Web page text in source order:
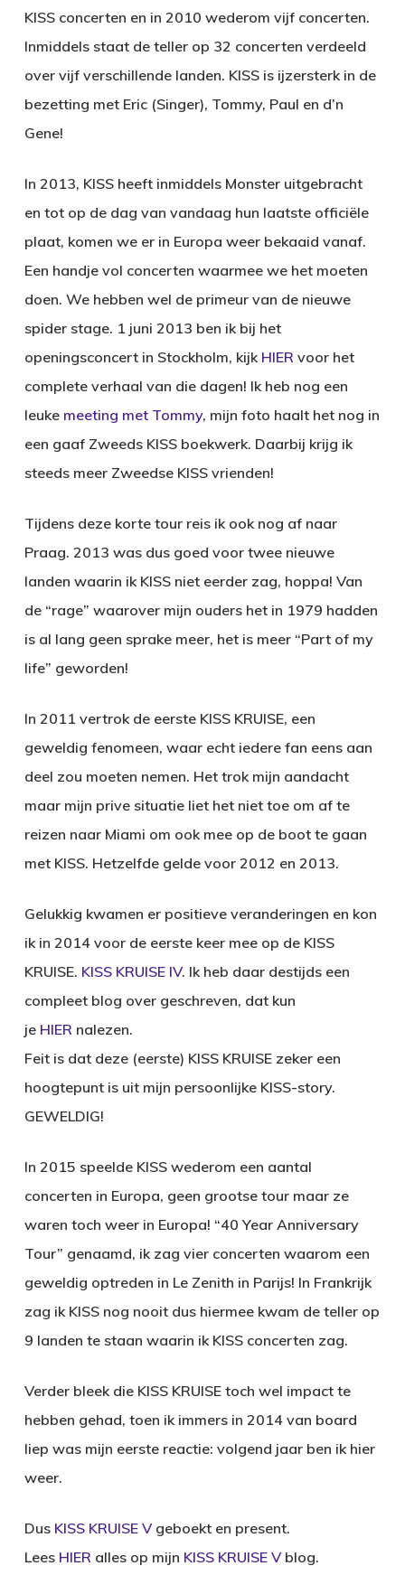
KISS concerten en in 2010 wederom vijf concerten.
Inmiddels staat de teller op 32 concerten verdeeld
over vijf verschillende landen. KISS is ijzersterk in de
bezetting met Eric (Singer), Tommy, Paul en d’n
Gene!
In 2013, KISS heeft inmiddels Monster uitgebracht
en tot op de dag van vandaag hun laatste officiële
plaat, komen we er in Europa weer bekaaid vanaf.
Een handje vol concerten waarmee we het moeten
doen. We hebben wel de primeur van de nieuwe
spider stage. 1 juni 2013 ben ik bij het
openingsconcert in Stockholm, kijk HIER voor het
complete verhaal van die dagen! Ik heb nog een
leuke meeting met Tommy, mijn foto haalt het nog in
een gaaf Zweeds KISS boekwerk. Daarbij krijg ik
steeds meer Zweedse KISS vrienden!
Tijdens deze korte tour reis ik ook nog af naar
Praag. 2013 was dus goed voor twee nieuwe
landen waarin ik KISS niet eerder zag, hoppa! Van
de “rage” waarover mijn ouders het in 1979 hadden
is al lang geen sprake meer, het is meer “Part of my
life” geworden!
In 2011 vertrok de eerste KISS KRUISE, een
geweldig fenomeen, waar echt iedere fan eens aan
deel zou moeten nemen. Het trok mijn aandacht
maar mijn prive situatie liet het niet toe om af te
reizen naar Miami om ook mee op de boot te gaan
met KISS. Hetzelfde gelde voor 2012 en 2013.
Gelukkig kwamen er positieve veranderingen en kon
ik in 2014 voor de eerste keer mee op de KISS
KRUISE. KISS KRUISE IV. Ik heb daar destijds een
compleet blog over geschreven, dat kun
je HIER nalezen.
Feit is dat deze (eerste) KISS KRUISE zeker een
hoogtepunt is uit mijn persoonlijke KISS-story.
GEWELDIG!
In 2015 speelde KISS wederom een aantal
concerten in Europa, geen grootse tour maar ze
waren toch weer in Europa! “40 Year Anniversary
Tour” genaamd, ik zag vier concerten waarom een
geweldig optreden in Le Zenith in Parijs! In Frankrijk
zag ik KISS nog nooit dus hiermee kwam de teller op
9 landen te staan waarin ik KISS concerten zag.
Verder bleek die KISS KRUISE toch wel impact te
hebben gehad, toen ik immers in 2014 van board
liep was mijn eerste reactie: volgend jaar ben ik hier
weer.
Dus KISS KRUISE Vgeboekt en present.
Lees HIER alles op mijn KISS KRUISE Vblog.